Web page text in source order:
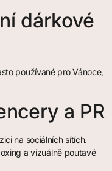
dárkové
používané pro Vánoce,
a PR
na sociálních sítích.
a vizuálně poutavé